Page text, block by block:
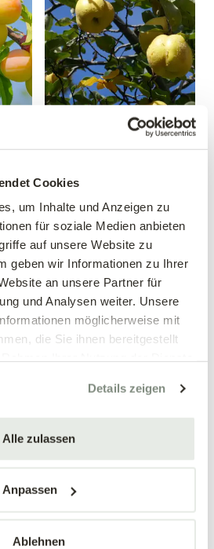
Cookies
um Inhalte und Anzeigen zu
für soziale Medien anbieten
auf unsere Website zu
geben wir Informationen zu Ihrer
an unsere Partner für
und Analysen weiter. Unsere
möglicherweise mit
die Sie ihnen bereitgestellt
Details zeigen
Alle zulassen
Anpassen
Ablehnen
€
'Konstantinopeler'
34,90 €
Busch
10 Liter Topf
4 Liter Topf